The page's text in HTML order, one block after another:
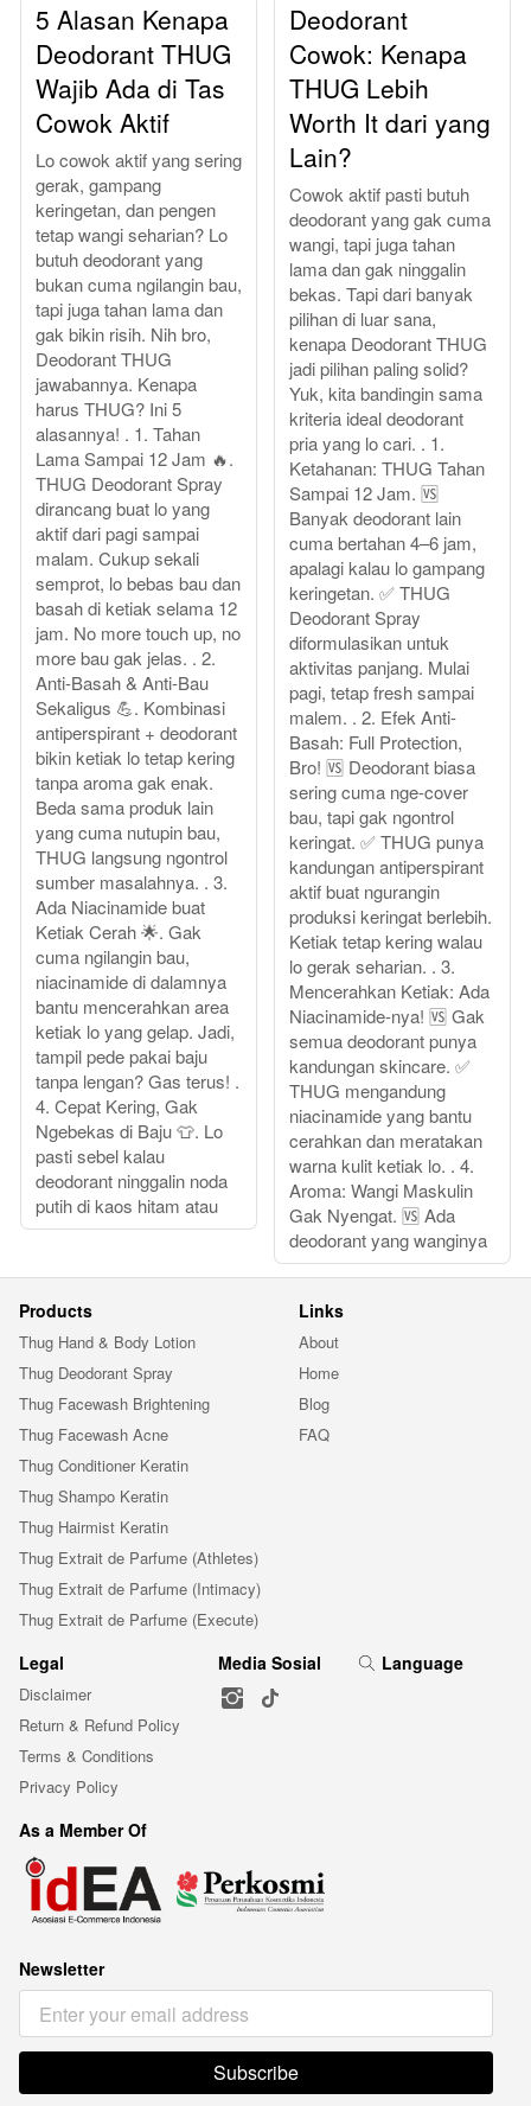
5 Alasan Kenapa
Deodorant THUG
Wajib Ada di Tas
Cowok Aktif
Lo cowok aktif yang sering
gerak, gampang
keringetan, dan pengen
tetap wangi seharian? Lo
butuh deodorant yang
bukan cuma ngilangin bau,
tapi juga tahan lama dan
gak bikin risih. Nih bro,
Deodorant THUG
jawabannya. Kenapa
harus THUG? Ini 5
alasannya! . 1. Tahan
Lama Sampai 12 Jam 🔥.
THUG Deodorant Spray
dirancang buat lo yang
aktif dari pagi sampai
malam. Cukup sekali
semprot, lo bebas bau dan
basah di ketiak selama 12
jam. No more touch up, no
more bau gak jelas. . 2.
Anti-Basah & Anti-Bau
Sekaligus 💪. Kombinasi
antiperspirant + deodorant
bikin ketiak lo tetap kering
tanpa aroma gak enak.
Beda sama produk lain
yang cuma nutupin bau,
THUG langsung ngontrol
sumber masalahnya. . 3.
Ada Niacinamide buat
Ketiak Cerah 🌟. Gak
cuma ngilangin bau,
niacinamide di dalamnya
bantu mencerahkan area
ketiak lo yang gelap. Jadi,
tampil pede pakai baju
tanpa lengan? Gas terus! .
4. Cepat Kering, Gak
Ngebekas di Baju 👕. Lo
pasti sebel kalau
deodorant ninggalin noda
putih di kaos hitam atau
Deodorant
Cowok: Kenapa
THUG Lebih
Worth It dari yang
Lain?
Cowok aktif pasti butuh
deodorant yang gak cuma
wangi, tapi juga tahan
lama dan gak ninggalin
bekas. Tapi dari banyak
pilihan di luar sana,
kenapa Deodorant THUG
jadi pilihan paling solid?
Yuk, kita bandingin sama
kriteria ideal deodorant
pria yang lo cari. . 1.
Ketahanan: THUG Tahan
Sampai 12 Jam. 🆚
Banyak deodorant lain
cuma bertahan 4–6 jam,
apalagi kalau lo gampang
keringetan. ✅ THUG
Deodorant Spray
diformulasikan untuk
aktivitas panjang. Mulai
pagi, tetap fresh sampai
malem. . 2. Efek Anti-
Basah: Full Protection,
Bro! 🆚 Deodorant biasa
sering cuma nge-cover
bau, tapi gak ngontrol
keringat. ✅ THUG punya
kandungan antiperspirant
aktif buat ngurangin
produksi keringat berlebih.
Ketiak tetap kering walau
lo gerak seharian. . 3.
Mencerahkan Ketiak: Ada
Niacinamide-nya! 🆚 Gak
semua deodorant punya
kandungan skincare. ✅
THUG mengandung
niacinamide yang bantu
cerahkan dan meratakan
warna kulit ketiak lo. . 4.
Aroma: Wangi Maskulin
Gak Nyengat. 🆚 Ada
deodorant yang wanginya
Products
Thug Hand & Body Lotion
Thug Deodorant Spray
Thug Facewash Brightening
Thug Facewash Acne
Thug Conditioner Keratin
Thug Shampo Keratin
Thug Hairmist Keratin
Thug Extrait de Parfume (Athletes)
Thug Extrait de Parfume (Intimacy)
Thug Extrait de Parfume (Execute)
Links
About
Home
Blog
FAQ
Legal
Disclaimer
Return & Refund Policy
Terms & Conditions
Privacy Policy
Media Sosial Language
As a Member Of
Newsletter
`
Subscribe